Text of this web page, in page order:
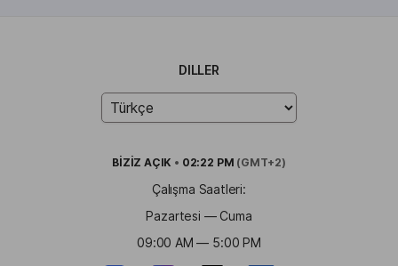
DILLER
BİZİZAÇIK • 02:22 PM (GMT+2)
Çalışma Saatleri:
Pazartesi — Cuma
09:00 AM — 5:00 PM